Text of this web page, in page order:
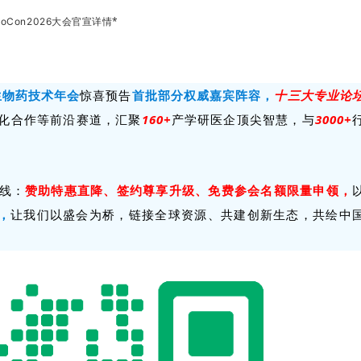
大会官宣详情*
药技术年会惊喜预告首批部分权威嘉宾阵容， 十三大专业论
合作等前沿赛道，汇聚 160+产学研医企顶尖智慧，与3000+
：赞助特惠直降、签约尊享升级、免费参会名额限量申领，
让我们以盛会为桥，链接全球资源、共建创新生态，共绘中